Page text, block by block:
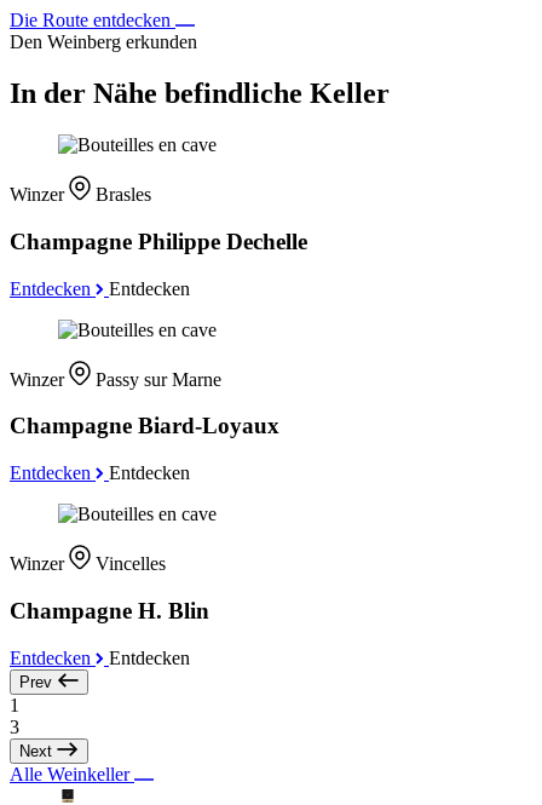
Die Route entdecken
Den Weinberg erkunden
In der Nähe befindliche Keller
Winzer Brasles
Champagne Philippe Dechelle
Entdecken Entdecken
Winzer Passy sur Marne
Champagne Biard-Loyaux
Entdecken Entdecken
Winzer Vincelles
Champagne H. Blin
Entdecken Entdecken
Prev
1
3
Next
Alle Weinkeller